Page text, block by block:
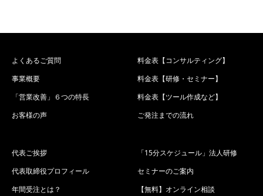
よくあるご質問
事業概要
「営業改善」６つの特長
お客様の声
料金表【コンサルティング】
料金表【研修・セミナー】
料金表【ツール作成など】
ご発注までの流れ
代表ご挨拶
代表取締役プロフィール
年間受注とは？
「15分スケジュール」法人研修
セミナーのご案内
【無料】オンライン相談